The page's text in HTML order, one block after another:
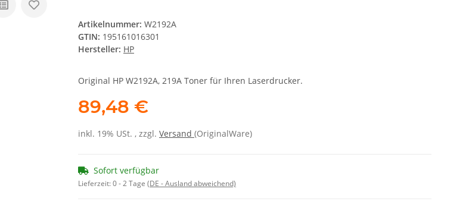
Artikelnummer: W2192A
GTIN: 195161016301
Hersteller: HP
Original HP W2192A, 219A Toner für Ihren Laserdrucker.
89,48 €
inkl. 19% USt. , zzgl. Versand (OriginalWare)
Sofort verfügbar
Lieferzeit:0 - 2 Tage (DE - Ausland abweichend)